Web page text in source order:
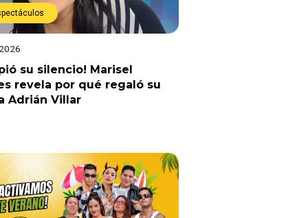
su silencio! Marisel
revela por qué regaló su
Adrián Villar